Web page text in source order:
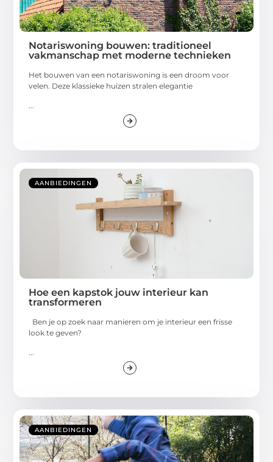
Notariswoning bouwen: traditioneel
vakmanschap met moderne technieken
Het bouwen van een notariswoning is een droom voor
velen. Deze klassieke huizen stralen elegantie
AANBIEDINGEN
Hoe een kapstok jouw interieur kan
transformeren
Ben je op zoek naar manieren om je interieur een frisse
look te geven?
...
AANBIEDINGEN